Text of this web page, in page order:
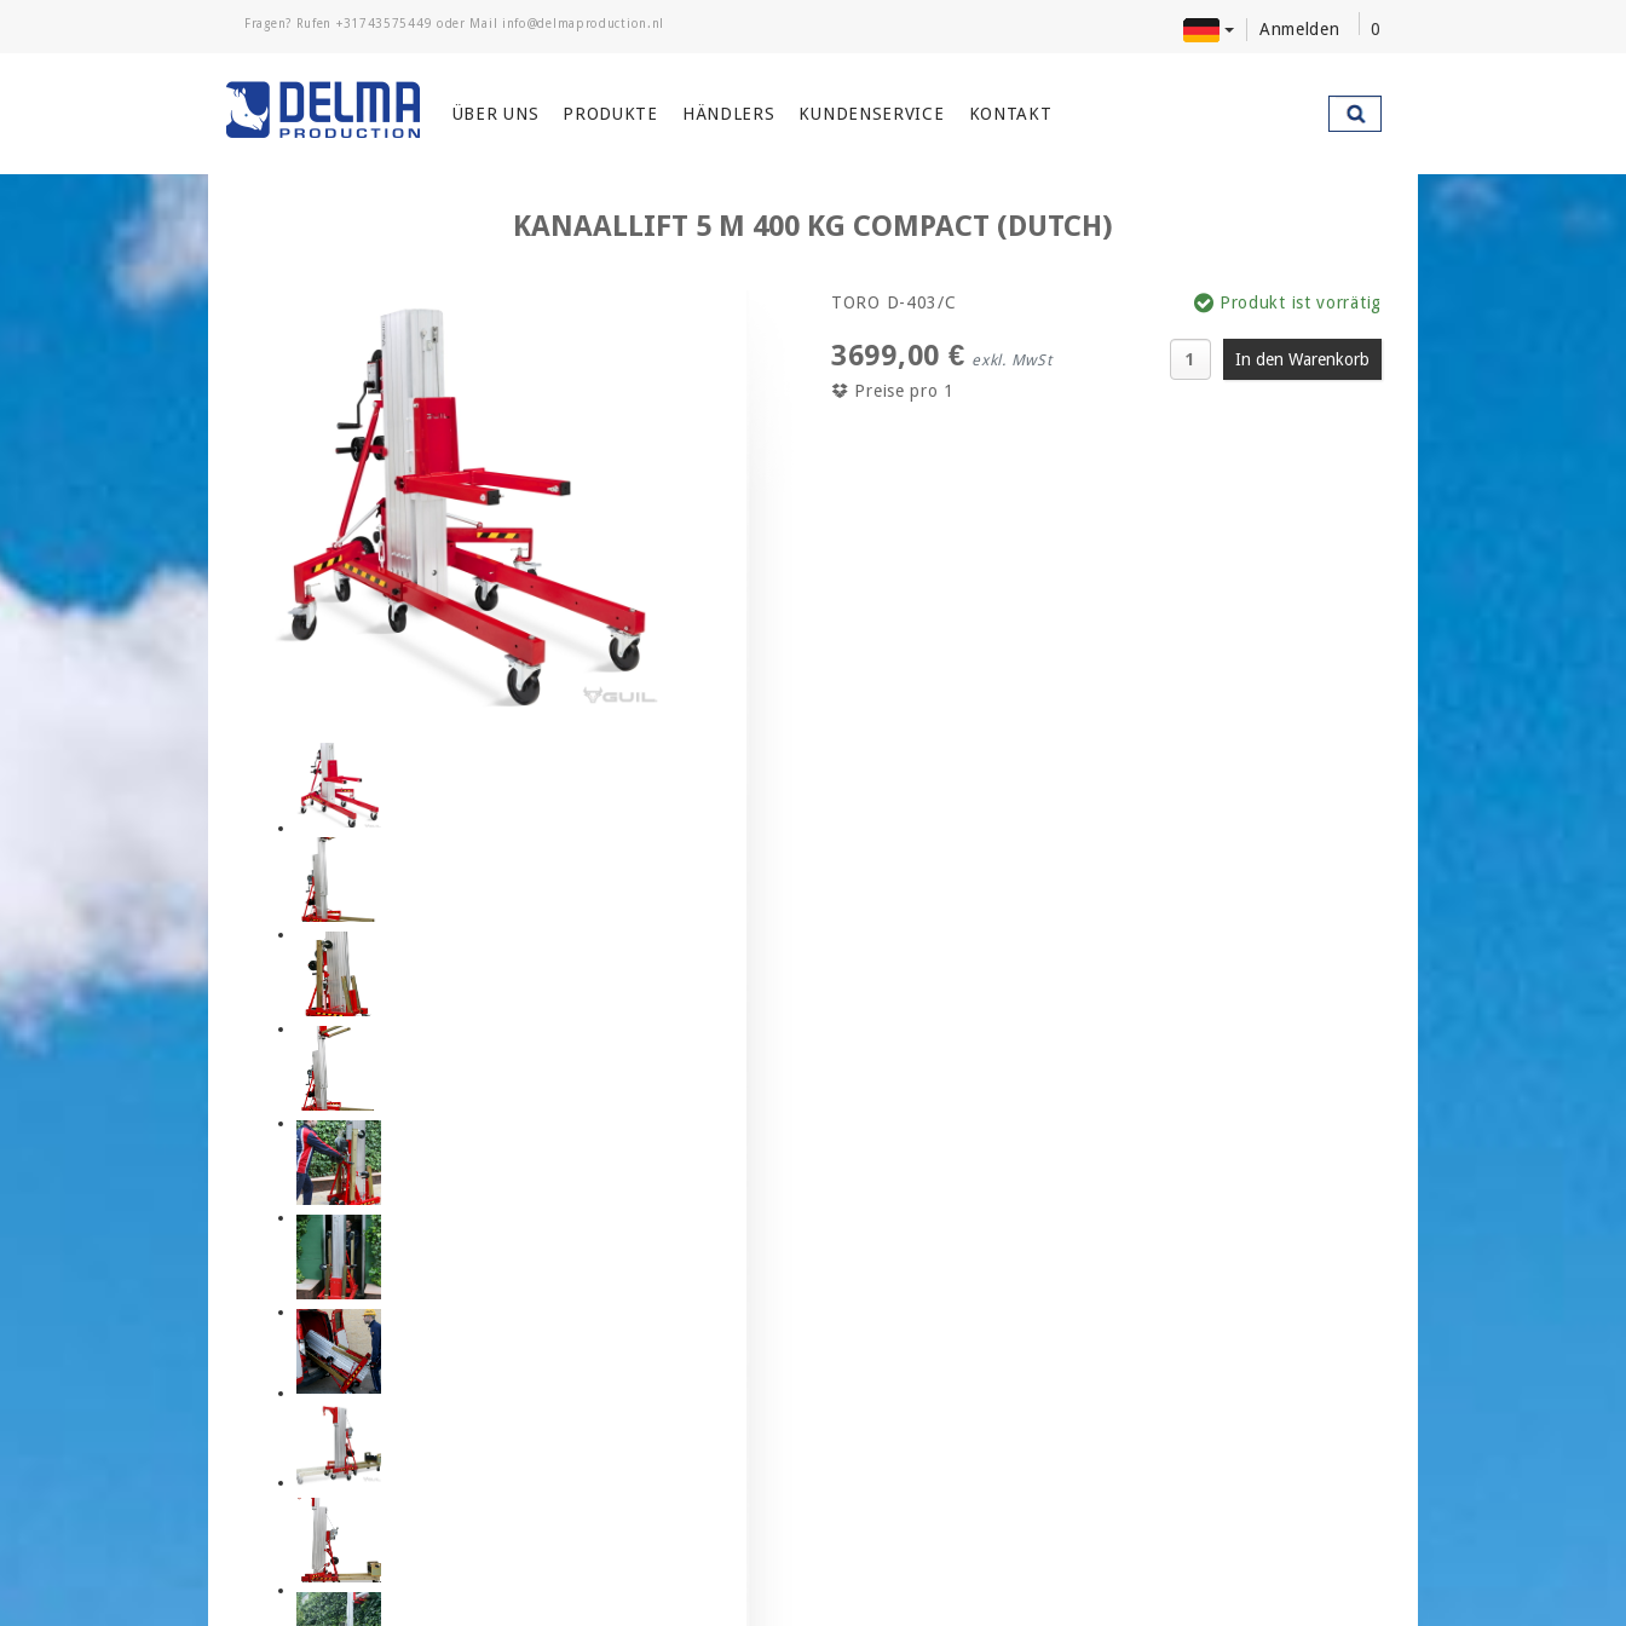
Fragen? Rufen +31743575449 oder Mail Anmelden 0
ÜBER UNS PRODUKTE HÄNDLERS KUNDENSERVICE KONTAKT
KANAALLIFT 5 M 400 KG COMPACT (DUTCH)
TORO D-403/C Produkt ist vorrätig
3699,00 € exkl. MwSt
Preise pro 1